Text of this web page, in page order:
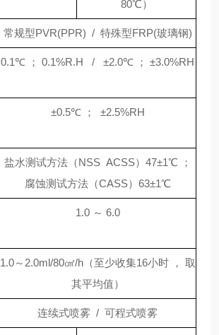
80℃）
常规型PVR(PPR) / 特殊型FRP(玻璃钢)
0.1℃ ； 0.1%R.H / ±2.0℃ ； ±3.0%RH
±0.5℃ ； ±2.5%RH
盐水测试方法（NSS ACSS）47±1℃ ；
腐蚀测试方法（CASS）63±1℃
1.0 ～ 6.0
1.0～2.0ml/80㎠/h（至少收集16小时 ， 取
其平均值）
连续式喷雾 / 可程式喷雾